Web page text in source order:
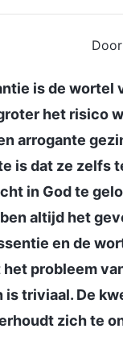
is de wortel
het risico
arrogante
is dat ze zelfs
in God te
altijd het
en de
het probleem
triviaal. De
zich te